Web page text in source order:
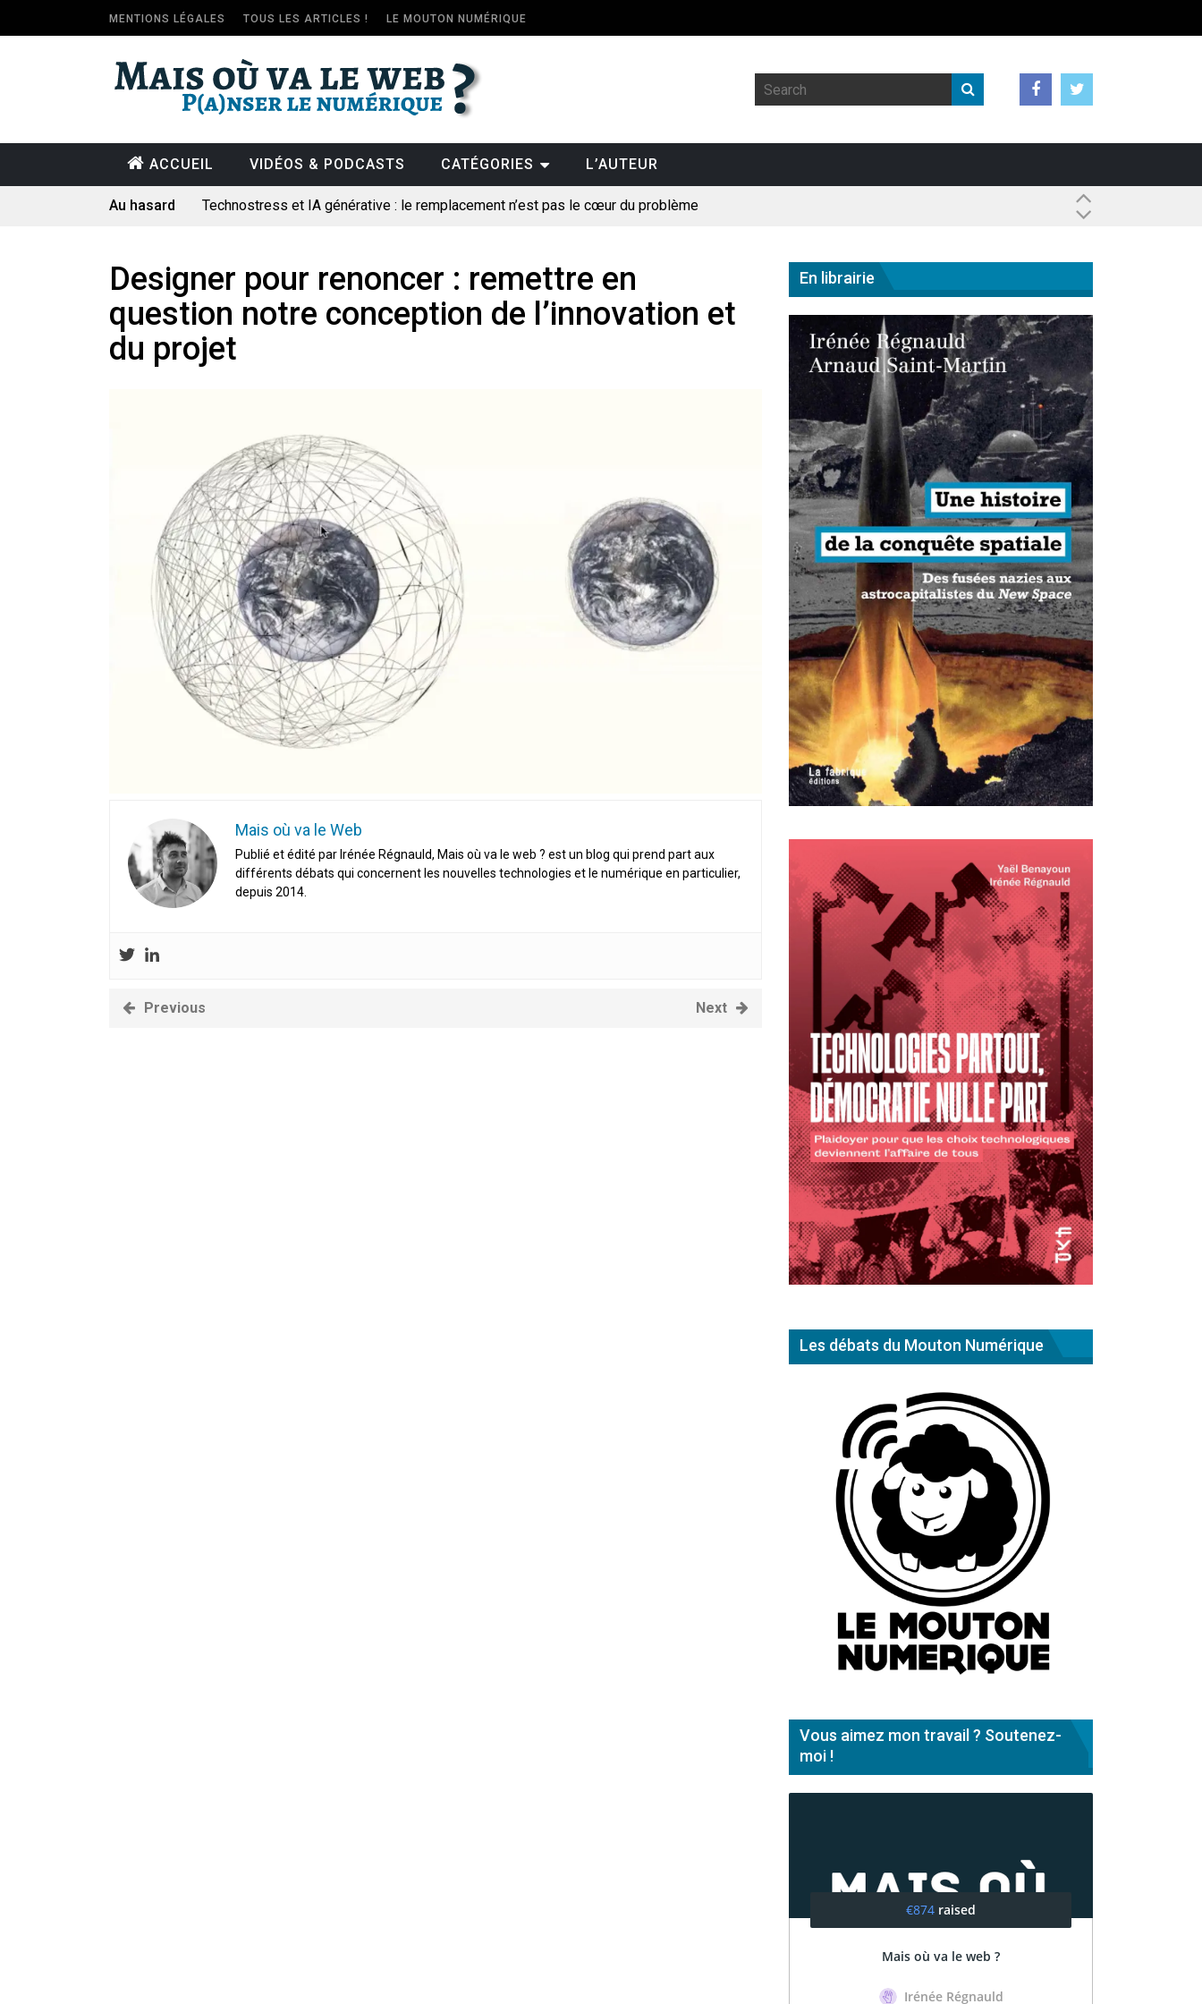
MENTIONS LÉGALES TOUS LES ARTICLES ! LE MOUTON NUMÉRIQUE
ACCUEIL VIDÉOS & PODCASTS CATÉGORIES L’AUTEUR
Au hasard
Technostress et IA générative : le remplacement n’est pas le cœur du problème
Artemis II : objectif nul
Quand Mistral veut moraliser le pillage
Commentaire sur la polémique des perroquets
En Seine-et-Marne, le projet de Campus IA doit sortir des champs : « On impose et copie le gigantisme états-
Addendum sur les machines à laver, et l’intelligence artificielle
La vaste blague du macronisme crypto-spatial
Designer pour renoncer : remettre en
question notre conception de l’innovation et
du projet
Mais où va le Web
Publié et édité par Irénée Régnauld, Mais où va le web ? est un blog qui prend part aux
différents débats qui concernent les nouvelles technologies et le numérique en particulier,
depuis 2014.
Previous Next
En librairie
Les débats du Mouton Numérique
Vous aimez mon travail ? Soutenez-
moi !